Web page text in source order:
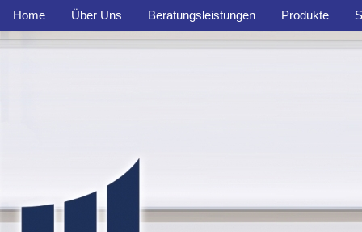
Home Über Uns Beratungsleistungen Produkte